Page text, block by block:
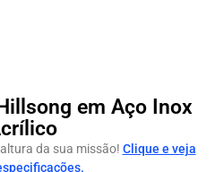
em Aço Inox
da sua missão! Clique e veja